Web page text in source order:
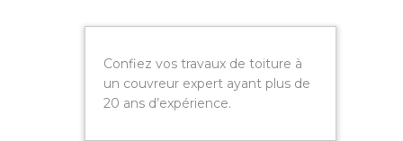
Confiez vos travaux de toiture à
un couvreur expert ayant plus de
20 ans d’expérience.